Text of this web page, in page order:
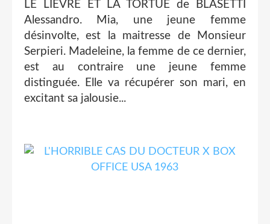
LE LIEVRE ET LA TORTUE de BLASETTI
Alessandro. Mia, une jeune femme
désinvolte, est la maitresse de Monsieur
Serpieri. Madeleine, la femme de ce dernier,
est au contraire une jeune femme
distinguée. Elle va récupérer son mari, en
excitant sa jalousie...